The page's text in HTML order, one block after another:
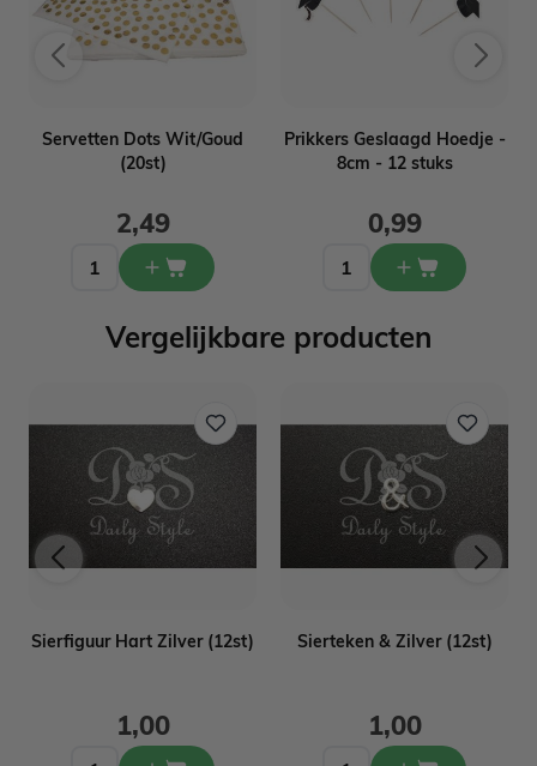
Servetten Dots Wit/Goud
(20st)
2,49
Prikkers Geslaagd Hoedje -
8cm - 12 stuks
0,99
Vergelijkbare producten
Sierfiguur Hart Zilver (12st)
1,00
Sierteken & Zilver (12st)
1,00